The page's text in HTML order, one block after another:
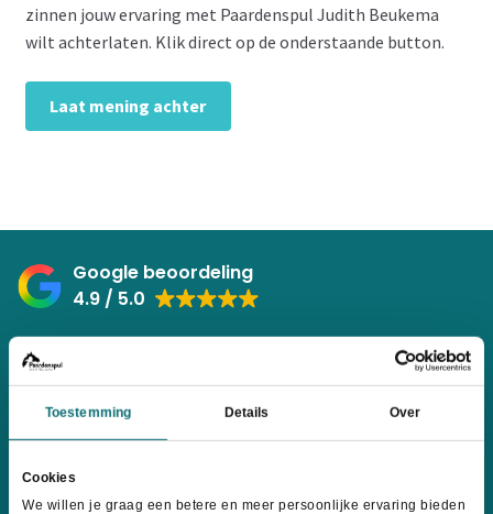
Toestemming Details Over
Cookies
We willen je graag een betere en meer persoonlijke ervaring bieden
zinnen jouw ervaring met Paardenspul Judith Beukema
wilt achterlaten. Klik direct op de onderstaande button.
Laat mening achter
Google beoordeling
4.9
Wij accepteren: